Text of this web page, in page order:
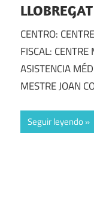
LLOBREGAT
CENTRO:
FISCAL:
ASISTENCIA
MESTRE JOAN
Seguir leyendo